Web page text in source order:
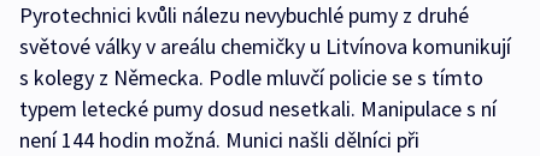
Pyrotechnici kvůli nálezu nevybuchlé pumy z druhé
světové války v areálu chemičky u Litvínova komunikují
s kolegy z Německa. Podle mluvčí policie se s tímto
typem letecké pumy dosud nesetkali. Manipulace s ní
není 144 hodin možná. Munici našli dělníci při